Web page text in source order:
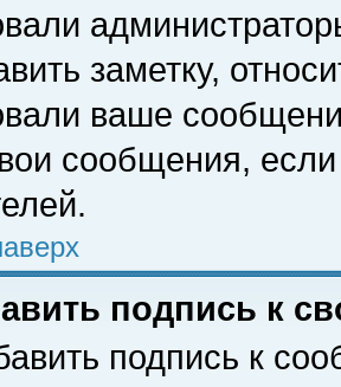
заметку,
ваше
сообщения,
подпись к
подпись к